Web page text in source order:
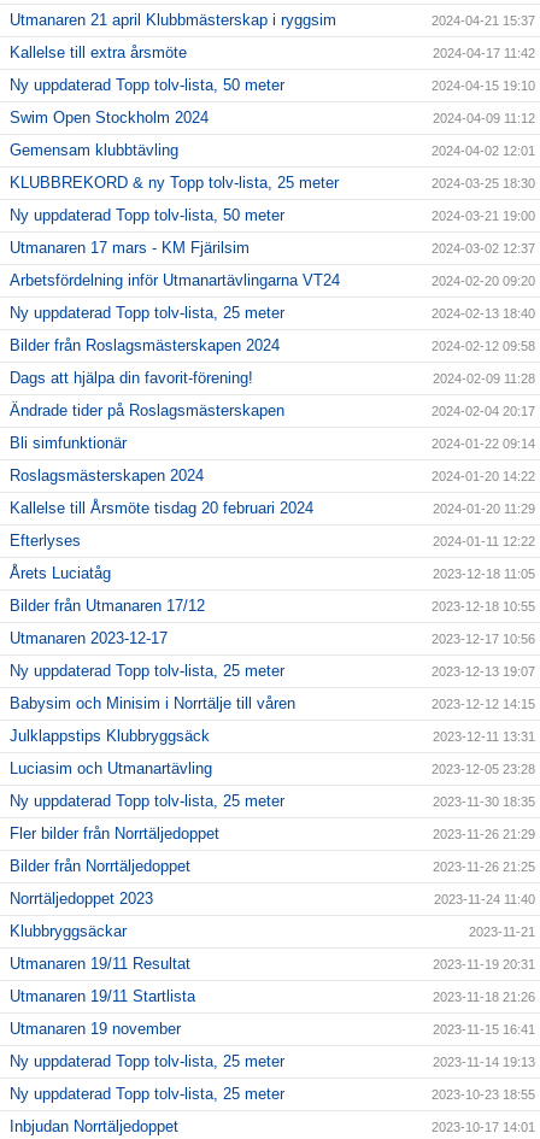
Utmanaren 21 april Klubbmästerskap i ryggsim 2024-04-21 15:37
Kallelse till extra årsmöte 2024-04-17 11:42
Ny uppdaterad Topp tolv-lista, 50 meter 2024-04-15 19:10
Swim Open Stockholm 2024 2024-04-09 11:12
Gemensam klubbtävling 2024-04-02 12:01
KLUBBREKORD & ny Topp tolv-lista, 25 meter 2024-03-25 18:30
Ny uppdaterad Topp tolv-lista, 50 meter 2024-03-21 19:00
Utmanaren 17 mars - KM Fjärilsim 2024-03-02 12:37
Arbetsfördelning inför Utmanartävlingarna VT24 2024-02-20 09:20
Ny uppdaterad Topp tolv-lista, 25 meter 2024-02-13 18:40
Bilder från Roslagsmästerskapen 2024 2024-02-12 09:58
Dags att hjälpa din favorit-förening! 2024-02-09 11:28
Ändrade tider på Roslagsmästerskapen 2024-02-04 20:17
Bli simfunktionär 2024-01-22 09:14
Roslagsmästerskapen 2024 2024-01-20 14:22
Kallelse till Årsmöte tisdag 20 februari 2024 2024-01-20 11:29
Efterlyses 2024-01-11 12:22
Årets Luciatåg 2023-12-18 11:05
Bilder från Utmanaren 17/12 2023-12-18 10:55
Utmanaren 2023-12-17 2023-12-17 10:56
Ny uppdaterad Topp tolv-lista, 25 meter 2023-12-13 19:07
Babysim och Minisim i Norrtälje till våren 2023-12-12 14:15
Julklappstips Klubbryggsäck 2023-12-11 13:31
Luciasim och Utmanartävling 2023-12-05 23:28
Ny uppdaterad Topp tolv-lista, 25 meter 2023-11-30 18:35
Fler bilder från Norrtäljedoppet 2023-11-26 21:29
Bilder från Norrtäljedoppet 2023-11-26 21:25
Norrtäljedoppet 2023 2023-11-24 11:40
Klubbryggsäckar 2023-11-21
Utmanaren 19/11 Resultat 2023-11-19 20:31
Utmanaren 19/11 Startlista 2023-11-18 21:26
Utmanaren 19 november 2023-11-15 16:41
Ny uppdaterad Topp tolv-lista, 25 meter 2023-11-14 19:13
Ny uppdaterad Topp tolv-lista, 25 meter 2023-10-23 18:55
Inbjudan Norrtäljedoppet 2023-10-17 14:01